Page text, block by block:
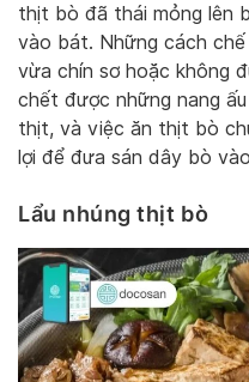
thịt bò đã thái mỏng lên
vào bát. Những cách
vừa chín sơ hoặc không
chết được những nang
thịt, và việc ăn thịt bò
lợi để đưa sán dây bò
Lẩu nhúng thịt bò